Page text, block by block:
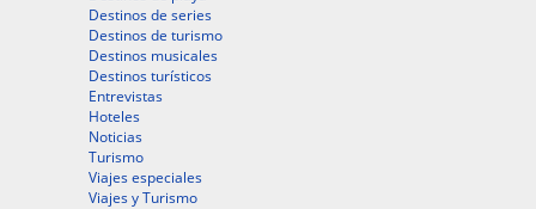
Destinos de series
Destinos de turismo
Destinos musicales
Destinos turísticos
Entrevistas
Hoteles
Noticias
Turismo
Viajes especiales
Viajes y Turismo